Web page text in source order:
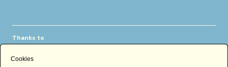
Thanks to
Cookies